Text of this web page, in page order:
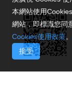
本網站使用
網站，即標識您同
Cookies使用政策。
接受